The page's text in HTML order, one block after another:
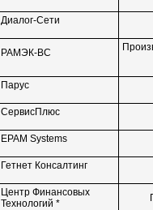
Диалог-Сети
РАМЭК-ВС
Парус
СервисПлюс
EPAM Systems
Гетнет Консалтинг
Центр Финансовых
Технологий *